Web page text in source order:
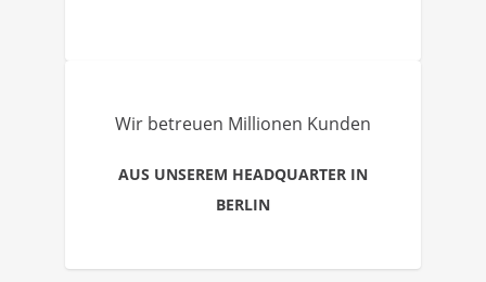
Wir betreuen Millionen Kunden
AUS UNSEREM HEADQUARTER IN
BERLIN